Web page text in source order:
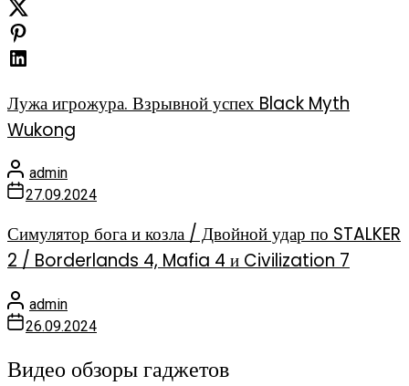
Лужа игрожура. Взрывной успех Black Myth
Wukong
admin
27.09.2024
Симулятор бога и козла / Двойной удар по STALKER
2 / Borderlands 4, Mafia 4 и Civilization 7
admin
26.09.2024
Видео обзоры гаджетов